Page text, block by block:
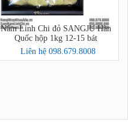
Nấm Linh Chi đỏ SANGJU Hàn
Quốc hộp 1kg 12-15 bát
Liên hệ 098.679.8008